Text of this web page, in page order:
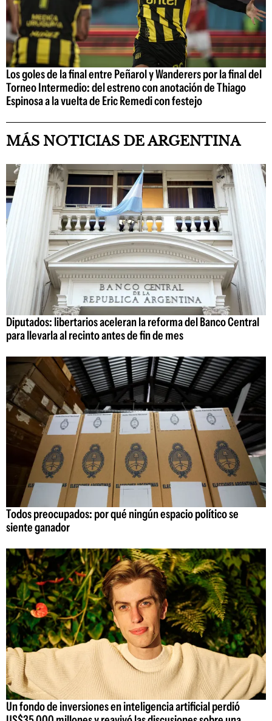
Los goles de la final entre Peñarol y Wanderers por la final del
Torneo Intermedio: del estreno con anotación de Thiago
Espinosa a la vuelta de Eric Remedi con festejo
MÁS NOTICIAS DE ARGENTINA
Diputados: libertarios aceleran la reforma del Banco Central
para llevarla al recinto antes de fin de mes
Todos preocupados: por qué ningún espacio político se
siente ganador
Un fondo de inversiones en inteligencia artificial perdió